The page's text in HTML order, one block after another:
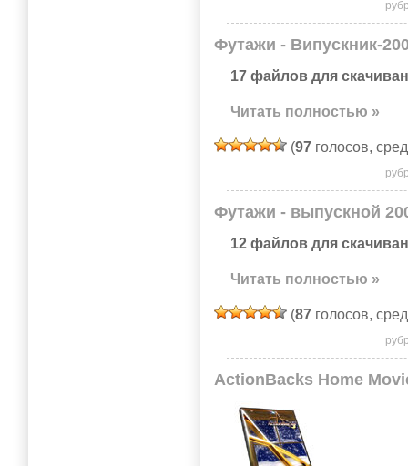
Футажи - Випускник-
17 файлов для
Читать полностью »
(97 голосов,
Футажи - выпускной
12 файлов для
Читать полностью »
(87 голосов,
ActionBacks Home